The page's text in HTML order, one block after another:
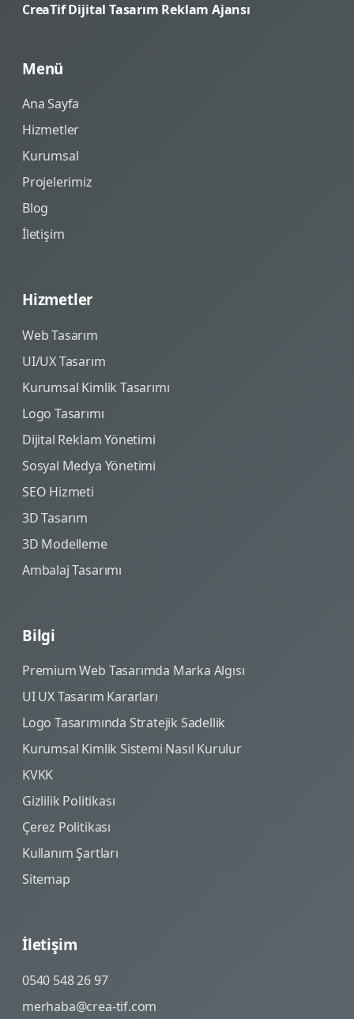
CreaTif Dijital Tasarım Reklam Ajansı
Menü
Ana Sayfa
Hizmetler
Kurumsal
Projelerimiz
Blog
İletişim
Hizmetler
Web Tasarım
UI/UX Tasarım
Kurumsal Kimlik Tasarımı
Logo Tasarımı
Dijital Reklam Yönetimi
Sosyal Medya Yönetimi
SEO Hizmeti
3D Tasarım
3D Modelleme
Ambalaj Tasarımı
Bilgi
Premium Web Tasarımda Marka Algısı
UI UX Tasarım Kararları
Logo Tasarımında Stratejik Sadellik
Kurumsal Kimlik Sistemi Nasıl Kurulur
KVKK
Gizlilik Politikası
Çerez Politikası
Kullanım Şartları
Sitemap
İletişim
0540 548 26 97
merhaba@crea-tif.com